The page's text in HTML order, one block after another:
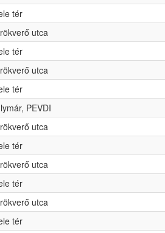
tér
utca
tér
utca
tér
PEVDI
utca
tér
utca
tér
utca
tér